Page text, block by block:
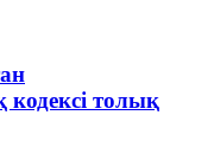
толық